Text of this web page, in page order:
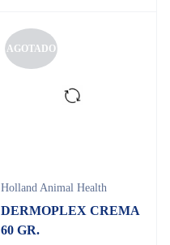
AGOTADO
Holland Animal Health
DERMOPLEX CREMA
60 GR.